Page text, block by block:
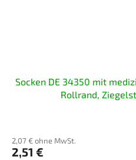
Socken DE 34350 mit
Rollrand,
2,07 € ohne MwSt.
2,51 €